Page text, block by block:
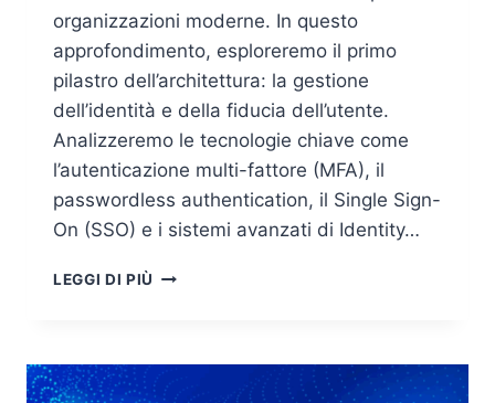
organizzazioni moderne. In questo
approfondimento, esploreremo il primo
pilastro dell’architettura: la gestione
dell’identità e della fiducia dell’utente.
Analizzeremo le tecnologie chiave come
l’autenticazione multi-fattore (MFA), il
passwordless authentication, il Single Sign-
On (SSO) e i sistemi avanzati di Identity…
LEGGI DI PIÙ ZERO
DELL’IDENTITÀ
E